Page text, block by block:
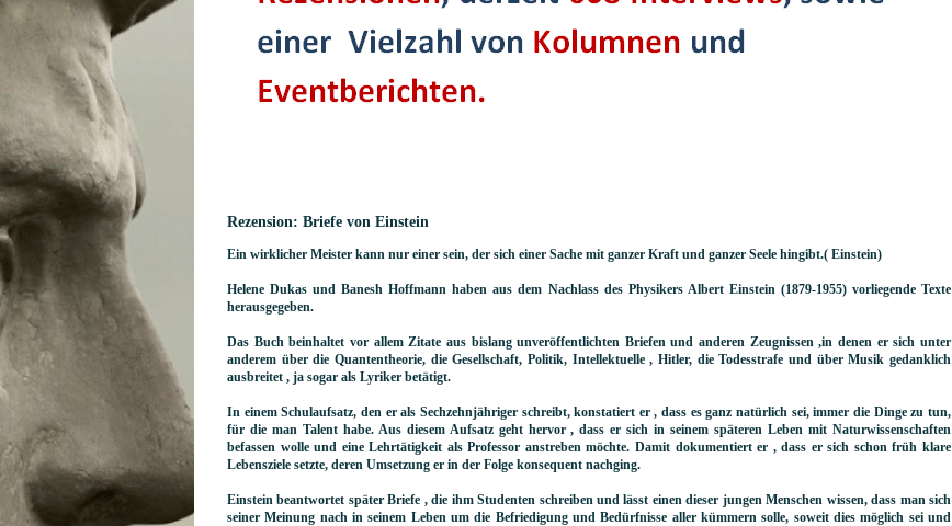
Rezension: Briefe von Einstein
Ein wirklicher Meister kann nur einer sein, der sich einer Sache mit ganzer Kraft und ganzer Seele hingibt.( Einstein)
Helene Dukas und Banesh Hoffmann haben aus dem Nachlass des Physikers Albert Einstein (1879-1955) vorliegende Texte
herausgegeben.
Das Buch beinhaltet vor allem Zitate aus bislang unveröffentlichten Briefen und anderen Zeugnissen ,in denen er sich unter
anderem über die Quantentheorie, die Gesellschaft, Politik, Intellektuelle , Hitler, die Todesstrafe und über Musik gedanklich
ausbreitet , ja sogar als Lyriker betätigt.
In einem Schulaufsatz, den er als Sechzehnjähriger schreibt, konstatiert er , dass es ganz natürlich sei, immer die Dinge zu tun,
für die man Talent habe. Aus diesem Aufsatz geht hervor , dass er sich in seinem späteren Leben mit Naturwissenschaften
befassen wolle und eine Lehrtätigkeit als Professor anstreben möchte. Damit dokumentiert er , dass er sich schon früh klare
Lebensziele setzte, deren Umsetzung er in der Folge konsequent nachging.
Einstein beantwortet später Briefe , die ihm Studenten schreiben und lässt einen dieser jungen Menschen wissen, dass man sich
seiner Meinung nach in seinem Leben um die Befriedigung und Bedürfnisse aller kümmern solle, soweit dies möglich sei und